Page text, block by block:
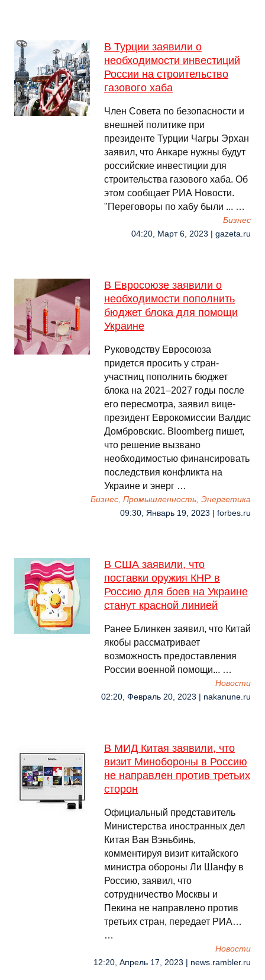
В Турции заявили о
необходимости инвестиций
России на строительство
газового хаба
Член Совета по безопасности и
внешней политике при
президенте Турции Чагры Эрхан
заявил, что Анкаре нужны будут
российские инвестиции для
строительства газового хаба. Об
этом сообщает РИА Новости.
"Переговоры по хабу были ... …
Бизнес
04:20, Март 6, 2023 | gazeta.ru
В Евросоюзе заявили о
необходимости пополнить
бюджет блока для помощи
Украине
Руководству Евросоюза
придется просить у стран-
участниц пополнить бюджет
блока на 2021–2027 годы после
его пересмотра, заявил вице-
президент Еврокомиссии Валдис
Домбровскис. Bloomberg пишет,
что решение вызвано
необходимостью финансировать
последствия конфликта на
Украине и энерг …
Бизнес, Промышленность, Энергетика
09:30, Январь 19, 2023 | forbes.ru
В США заявили, что
поставки оружия КНР в
Россию для боев на Украине
станут красной линией
Ранее Блинкен заявил, что Китай
якобы рассматривает
возможность предоставления
России военной помощи... …
Новости
02:20, Февраль 20, 2023 | nakanune.ru
В МИД Китая заявили, что
визит Минобороны в Россию
не направлен против третьих
сторон
Официальный представитель
Министерства иностранных дел
Китая Ван Вэньбинь,
комментируя визит китайского
министра обороны Ли Шанфу в
Россию, заявил, что
сотрудничество Москвы и
Пекина не направлено против
третьих стран, передает РИА…
…
Новости
12:20, Апрель 17, 2023 | news.rambler.ru